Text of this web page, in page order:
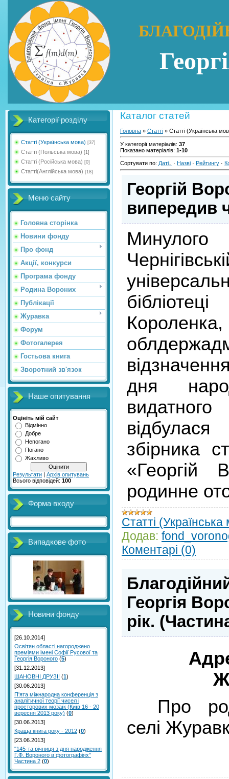
Категорії розділу
Статті (Українська мова) [37]
Статті (Польська мова) [1]
Статті (Російська мова) [0]
Статті(Англійська мова) [18]
Меню сайту
Головна сторінка
Новини фонду
Про фонд
Акції, конкурси
Програма фонду
Родина Вороних
Публікації
Журавка
Форум
Фотогалерея
Гостьова книга
Зворотний зв'язок
Наше опитування
Оцініть мій сайт
Відмінно
Добре
Непогано
Погано
Жахливо
Результати | Архів опитувань
Всього відповідей: 100
Форма входу
Випадкове фото
Новини фонду
[26.10.2014]
Освітян області нагороджено
преміями імені Софії Русової та
Георгія Вороного (5)
[31.12.2013]
ШАНОВНІ ДРУЗІ! (1)
[30.06.2013]
П'ята міжнародна конференція з
аналітичної теорії чисел і
просторових мозаїк (Київ 16 - 20
вересня 2013 року) (0)
[30.06.2013]
Краща книга року - 2012 (0)
[23.06.2013]
"145-та річниця з дня народження
Г.Ф. Вороного в фотографіях"
Частина 2 (0)
Каталог статей
Головна » Статті » Статті (Українська
У категорії матеріалів: 37
Показано матеріалів: 1-10
Сортувати по: Даті · Назві · Рейтингу ·
Георгій
випередив
дня
видатного
збірника
«Георгій
родинне
Статті
Додав:
Коментарі (0)
Георгія
рік.
А
Про
селі